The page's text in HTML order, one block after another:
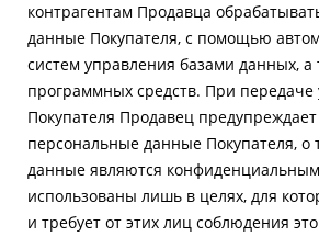
контрагентам Продавца
данные Покупателя, с помощью
систем управления базами данных, а
программных средств. При
Покупателя Продавец
персональные данные Покупателя, о
данные являются
использованы лишь в целях, для
и требует от этих лиц соблюдения